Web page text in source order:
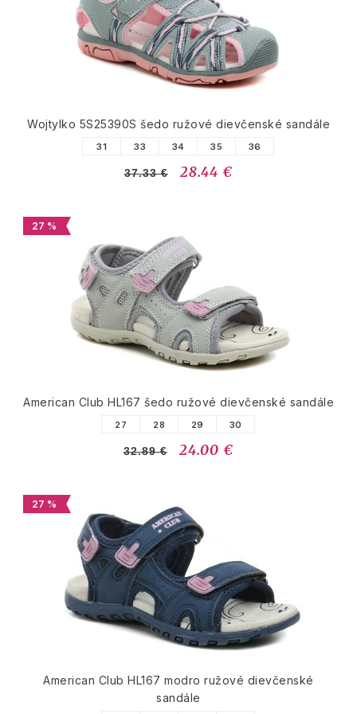
Wojtylko 5S25390S šedo ružové dievčenské sandále
31 33 34 35 36
37.33 € 28.44 €
27 %
American Club HL167 šedo ružové dievčenské sandále
27 28 29 30
32.89 € 24.00 €
27 %
American Club HL167 modro ružové dievčenské
sandále